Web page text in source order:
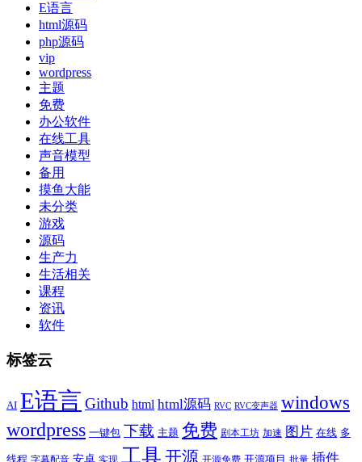
E语言
html源码
php源码
vip
wordpress
主题
免费
办公软件
在线工具
声音模型
备用
摸鱼大能
未分类
游戏
源码
生产力
生活相关
课程
资讯
软件
标签云
AI E语言 Github html html源码 RVC RVC变声器 windows
wordpress 一键包 下载 主题 免费 剧本工坊 加速 图片 在线 多
线程 安卓 工具 开源 开源项目 插件